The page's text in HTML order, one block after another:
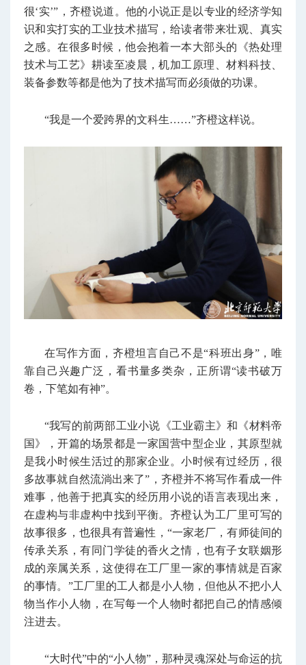
很‘实’”，齐橙说道。他的小说正是以专业的经济学知
识和实打实的工业技术描写，给读者带来壮观、真实
之感。在很多时候，他会抱着一本大部头的《热处理
技术与工艺》耕读至凌晨，机加工原理、材料科技、
装备参数等都是他为了技术描写而必须做的功课。
“我是一个爱跨界的文科生……”齐橙这样说。
在写作方面，齐橙坦言自己不是“科班出身”，唯
靠自己兴趣广泛，看书量多类杂，正所谓“读书破万
卷，下笔如有神”。
“我写的前两部工业小说《工业霸主》和《材料帝
国》，开篇的场景都是一家国营中型企业，其原型就
是我小时候生活过的那家企业。小时候有过经历，很
多故事就自然流淌出来了”，齐橙并不将写作看成一件
难事，他善于把真实的经历用小说的语言表现出来，
在虚构与非虚构中找到平衡。齐橙认为工厂里可写的
故事很多，也很具有普遍性，“一家老厂，有师徒间的
传承关系，有同门学徒的香火之情，也有子女联姻形
成的亲属关系，这使得在工厂里一家的事情就是百家
的事情。”工厂里的工人都是小人物，但他从不把小人
物当作小人物，在写每一个人物时都把自己的情感倾
注进去。
“大时代”中的“小人物”，那种灵魂深处与命运的抗